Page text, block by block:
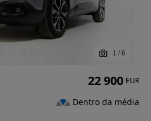
1 / 6
22 900 EUR
Dentro da média